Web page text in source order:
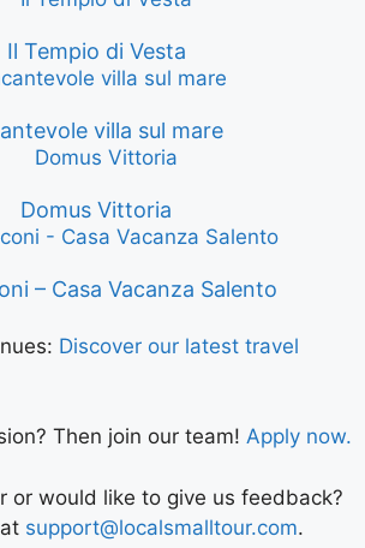
Il Tempio di Vesta
villa sul mare
Domus Vittoria
– Casa Vacanza Salento
Discover our latest travel
Then join our team! Apply now.
or would like to give us feedback?
support@localsmalltour.com.